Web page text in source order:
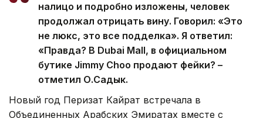
налицо и подробно изложены, человек
продолжал отрицать вину. Говорил: «Это
не люкс, это все подделка». Я ответил:
«Правда? В Dubai Mall, в официальном
бутике Jimmy Choo продают фейки? –
отметил О.Садык.
Новый год Перизат Кайрат встречала в
Объединенных Арабских Эмиратах вместе с